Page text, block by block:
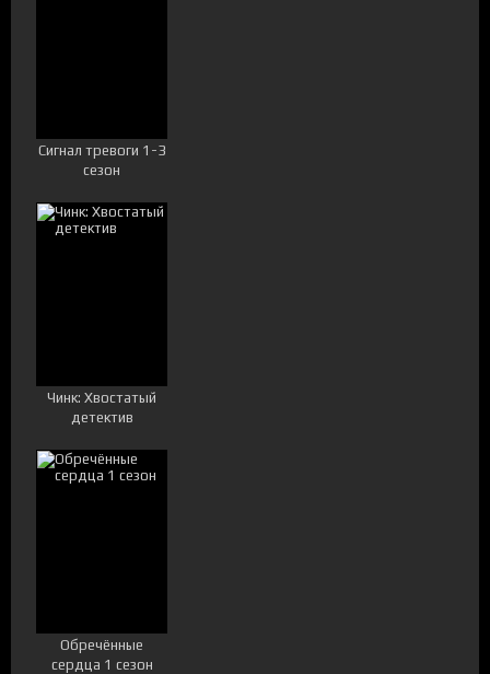
Сигнал тревоги 1-3
сезон
Чинк: Хвостатый
детектив
Обречённые
сердца 1 сезон